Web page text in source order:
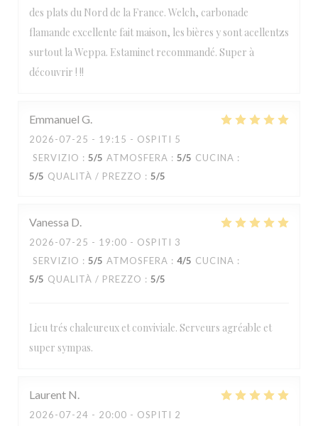
des plats du Nord de la France. Welch, carbonade
flamande excellente fait maison, les bières y sont acellentzs
surtout la Weppa. Estaminet recommandé. Super à
découvrir ! !!
Emmanuel G
2026-07-25 - 19:15 - OSPITI 5
SERVIZIO : 5/5 ATMOSFERA : 5/5 CUCINA :
5/5 QUALITÀ / PREZZO : 5/5
Vanessa D
2026-07-25 - 19:00 - OSPITI 3
SERVIZIO : 5/5 ATMOSFERA : 4/5 CUCINA :
5/5 QUALITÀ / PREZZO : 5/5
Lieu trés chaleureux et conviviale. Serveurs agréable et
super sympas.
Laurent N
2026-07-24 - 20:00 - OSPITI 2